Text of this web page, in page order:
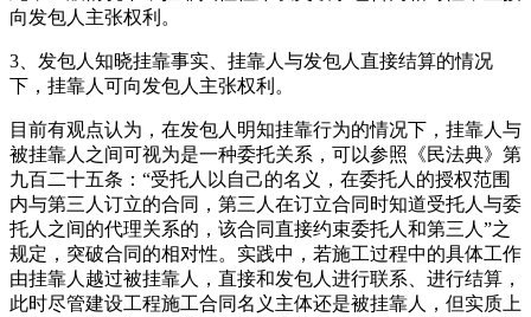
向发包人主张权利。
3、发包人知晓挂靠事实、挂靠人与发包人直接结算的情况
下，挂靠人可向发包人主张权利。
目前有观点认为，在发包人明知挂靠行为的情况下，挂靠人与
被挂靠人之间可视为是一种委托关系，可以参照《民法典》第
九百二十五条：“受托人以自己的名义，在委托人的授权范围
内与第三人订立的合同，第三人在订立合同时知道受托人与委
托人之间的代理关系的，该合同直接约束委托人和第三人”之
规定，突破合同的相对性。实践中，若施工过程中的具体工作
由挂靠人越过被挂靠人，直接和发包人进行联系、进行结算，
此时尽管建设工程施工合同名义主体还是被挂靠人，但实质上